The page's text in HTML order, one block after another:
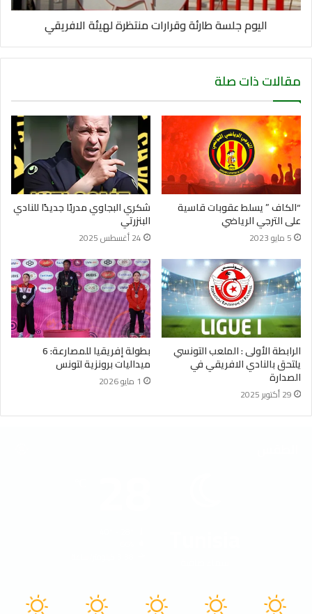
اليوم جلسة طارئة وقرارات منتظرة لهيئة الافريقي
مقالات ذات صلة
“الكاف ” يسلط عقوبات قاسية
على الترجي الرياضي
5 مايو 2023
شكري البجاوي مدربًا جديدًا للنادي
البنزرتي
24 أغسطس 2025
الرابطة الأولى : الملعب التونسي
يلتحق بالنادي الافريقي في
الصدارة
29 أكتوبر 2025
بطولة إفريقيا للمصارعة: 6
ميداليات برونزية لتونس
1 مايو 2026